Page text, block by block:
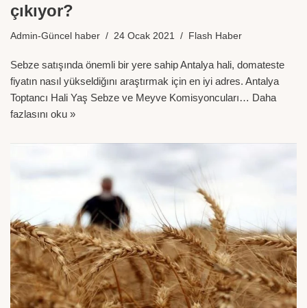
çıkıyor?
Admin-Güncel haber 24 Ocak 2021 Flash Haber
Sebze satışında önemli bir yere sahip Antalya hali, domateste
fiyatın nasıl yükseldiğını araştırmak için en iyi adres. Antalya
Toptancı Hali Yaş Sebze ve Meyve Komisyoncuları… Daha
fazlasını oku »